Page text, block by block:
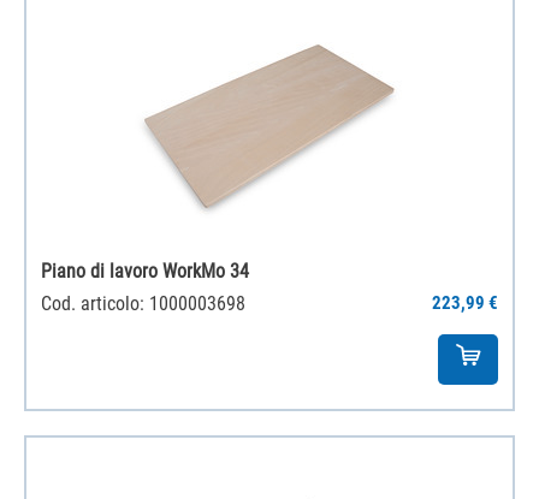
Piano di lavoro WorkMo 34
Cod. articolo: 1000003698
223,99 €